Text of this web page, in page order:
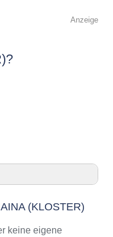
Anzeige
um Haina
(KLOSTER)
keine eigene